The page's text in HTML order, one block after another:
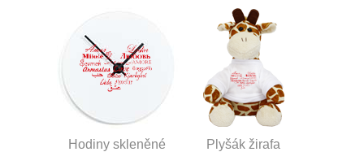
Hodiny skleněné Plyšák žirafa